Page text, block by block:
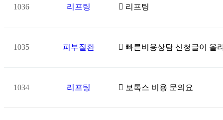
1036 리프팅 리프팅
1035 피부질환 빠른비용상담 신청글이 올
1034 리프팅 보톡스 비용 문의요